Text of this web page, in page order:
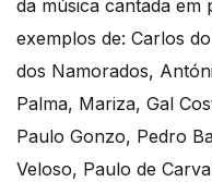
da música cantada
exemplos de: Carlos
dos Namorados,
Palma, Mariza, Gal
Paulo Gonzo, Pedro
Veloso, Paulo de